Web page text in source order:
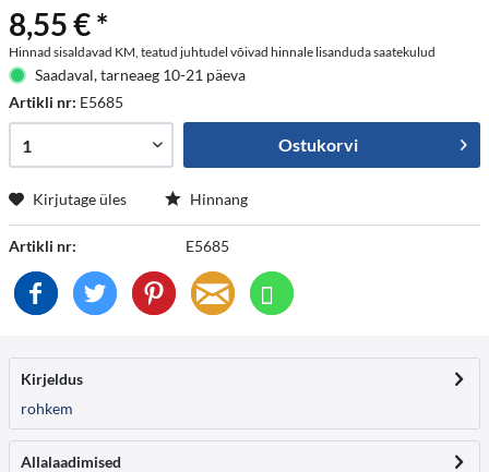
8,55 € *
Hinnad sisaldavad KM, teatud juhtudel võivad hinnale lisanduda saatekulud
Saadaval, tarneaeg 10-21 päeva
Artikli nr: E5685
Ostukorvi
Kirjutage üles Hinnang
Artikli nr: E5685
Kirjeldus
rohkem
Allalaadimised